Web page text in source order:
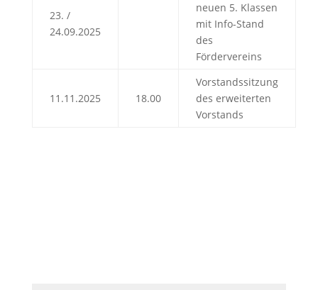
23. /
24.09.2025
neuen 5. Klassen
mit Info-Stand
des
Fördervereins
11.11.2025 18.00
Vorstandssitzung
des erweiterten
Vorstands